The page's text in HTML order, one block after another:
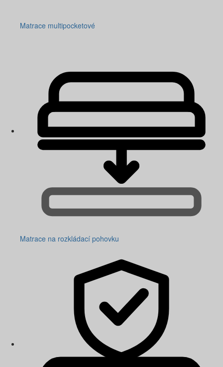
Matrace multipocketové
Matrace na rozkládací pohovku